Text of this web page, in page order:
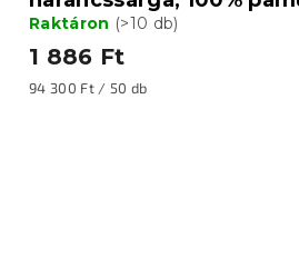
Raktáron (>10 db)
1 886 Ft
Egységár:
94 300 Ft / 50 db